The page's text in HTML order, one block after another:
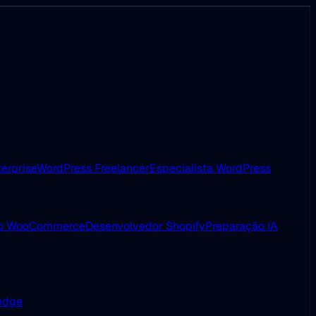
WordPress FreelancerEspecialista WordPress
WooCommerceDesenvolvedor ShopifyPreparação IA